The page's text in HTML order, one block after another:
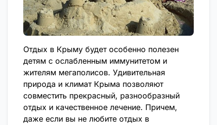
Отдых в Крыму будет особенно полезен
детям с ослабленным иммунитетом и
жителям мегаполисов. Удивительная
природа и климат Крыма позволяют
совместить прекрасный, разнообразный
отдых и качественное лечение. Причем,
даже если вы не любите отдых в